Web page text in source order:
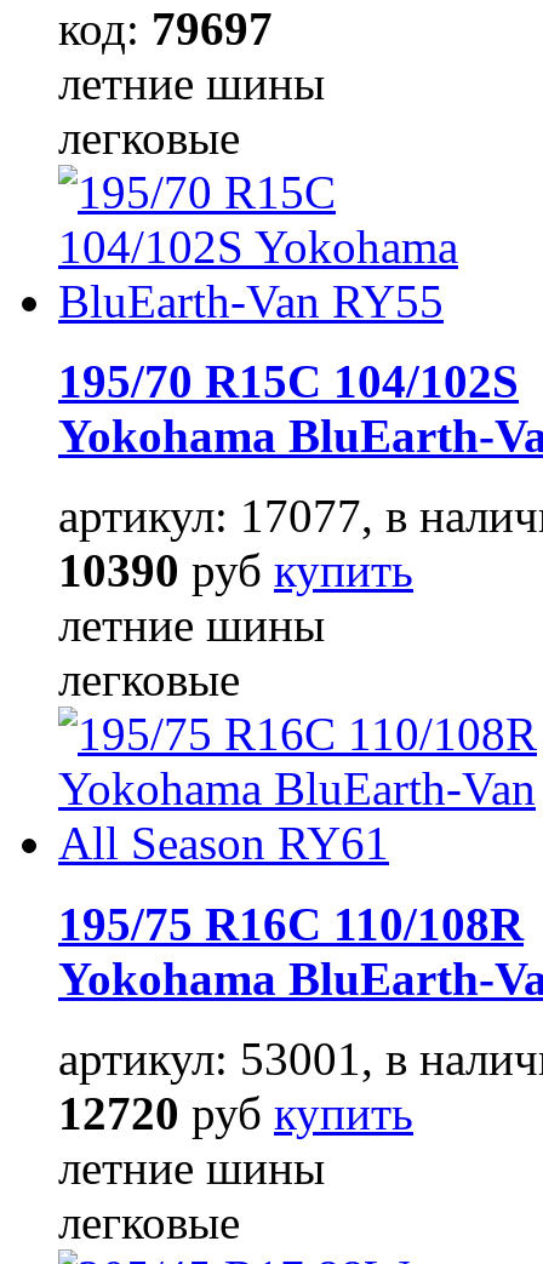
код: 79697
летние шины
легковые
195/70 R15C 104/102S
Yokohama BluEarth-
артикул: 17077, в
10390 руб купить
летние шины
легковые
195/75 R16C 110/108R
Yokohama BluEarth-
артикул: 53001, в
12720 руб купить
летние шины
легковые